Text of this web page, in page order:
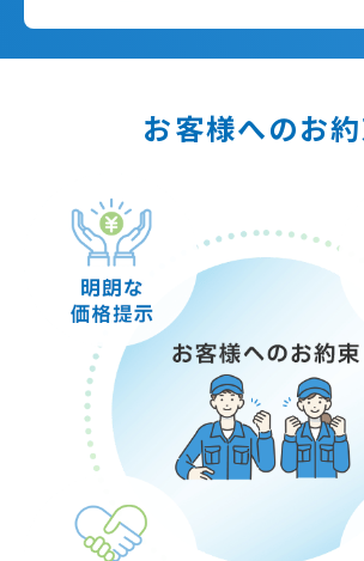
お客様へのお